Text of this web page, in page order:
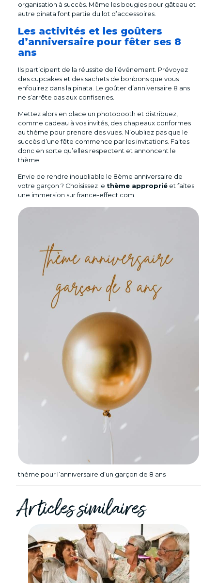
organisation à succès. Même les bougies pour gâteau et
autre pinata font partie du lot d’accessoires.
Les activités et les goûters
d’anniversaire pour fêter ses 8
ans
Ils participent de la réussite de l’événement. Prévoyez
des cupcakes et des sachets de bonbons que vous
enfouirez dans la pinata. Le goûter d’anniversaire 8 ans
ne s’arrête pas aux confiseries.
Mettez alors en place un photobooth et distribuez,
comme cadeau à vos invités, des chapeaux conformes
au thème pour prendre des vues. N’oubliez pas que le
succès d’une fête commence par les invitations. Faites
donc en sorte qu’elles respectent et annoncent le
thème.
Envie de rendre inoubliable le 8ème anniversaire de
votre garçon ? Choisissez le thème appropriéet faites
une immersion sur france-effect.com.
thème pour l’anniversaire d’un garçon de 8 ans
Articles similaires